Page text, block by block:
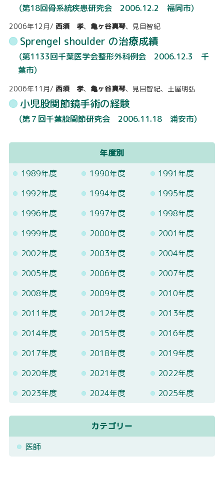
（第18回骨系統疾患研究会 2006.12.2 福岡市）
2006年12月/ 西須 孝、 亀ヶ谷真琴、見目智紀
Sprengel shoulder の治療成績
（第1133回千葉医学会整形外科例会 2006.12.3 千
葉市）
2006年11月/ 西須 孝、 亀ヶ谷真琴、見目智紀、土屋明弘
小児股関節鏡手術の経験
（第７回千葉股関節研究会 2006.11.18 浦安市）
年度別
1989年度
1990年度
1991年度
1992年度
1994年度
1995年度
1996年度
1997年度
1998年度
1999年度
2000年度
2001年度
2002年度
2003年度
2004年度
2005年度
2006年度
2007年度
2008年度
2009年度
2010年度
2011年度
2012年度
2013年度
2014年度
2015年度
2016年度
2017年度
2018年度
2019年度
2020年度
2021年度
2022年度
2023年度
2024年度 2025年度
カテゴリー
医師